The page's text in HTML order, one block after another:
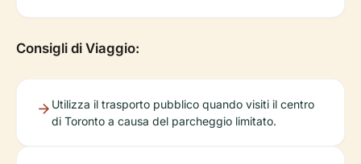
Consigli di Viaggio:
Utilizza il trasporto pubblico quando visiti il centro
di Toronto a causa del parcheggio limitato.